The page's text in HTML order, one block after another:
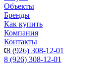
Объекты
Бренды
Как купить
Компания
Контакты
8 (926) 308-12-01
8 (926) 308-12-01